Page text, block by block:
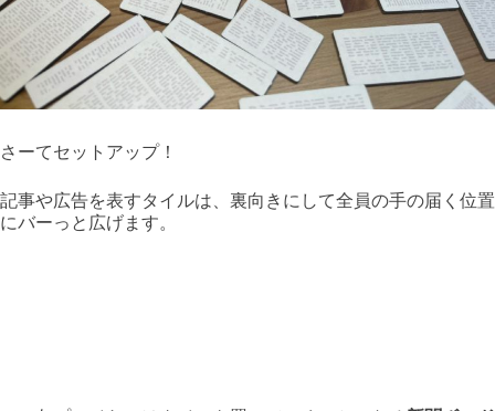
さーてセットアップ！
記事や広告を表すタイルは、裏向きにして全員の手の届く位置
にバーっと広げます。